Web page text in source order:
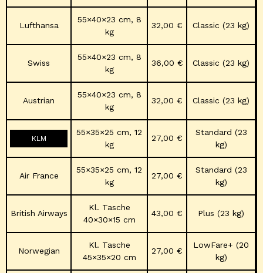
Lufthansa
55×40×23 cm, 8
kg
32,00 € Classic (23 kg)
Swiss
55×40×23 cm, 8
kg
36,00 € Classic (23 kg)
Austrian
55×40×23 cm, 8
kg
32,00 € Classic (23 kg)
KLM
55×35×25 cm, 12
kg
27,00 €
Standard (23
kg)
Air France
55×35×25 cm, 12
kg
27,00 €
Standard (23
kg)
British Airways
Kl. Tasche
40×30×15 cm
43,00 € Plus (23 kg)
Norwegian
Kl. Tasche
45×35×20 cm
27,00 €
LowFare+ (20
kg)